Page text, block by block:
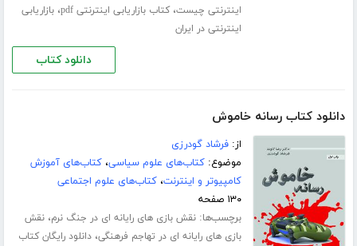
اینترنتی چیست،کتاب بازاریابی اینترنتی pdf ،بازاریابی
اینترنتی در ایران
دانلود کتاب
دانلود کتاب رسانه خاموش
از:فرشاد گودرزی
موضوع:کتاب‌های علوم سیاسی،کتاب‌های آموزش
کامپیوتر و اینترنت،کتاب‌های علوم اجتماعی
۱۳۰ صفحه
برچسب‌ها:نقش بازی های رایانه ای در جنگ نرم،نقش
بازی های رایانه ای در تهاجم فرهنگی،دانلود رایگان کتاب